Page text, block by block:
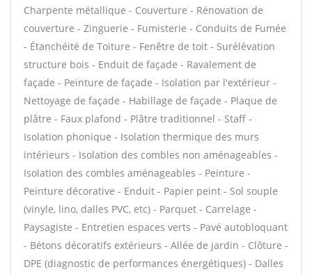
Charpente métallique - Couverture - Rénovation de
couverture - Zinguerie - Fumisterie - Conduits de Fumée
- Étanchéité de Toiture - Fenêtre de toit - Surélévation
structure bois - Enduit de façade - Ravalement de
façade - Peinture de façade - Isolation par l'extérieur -
Nettoyage de façade - Habillage de façade - Plaque de
plâtre - Faux plafond - Plâtre traditionnel - Staff -
Isolation phonique - Isolation thermique des murs
intérieurs - Isolation des combles non aménageables -
Isolation des combles aménageables - Peinture -
Peinture décorative - Enduit - Papier peint - Sol souple
(vinyle, lino, dalles PVC, etc) - Parquet - Carrelage -
Paysagiste - Entretien espaces verts - Pavé autobloquant
- Bétons décoratifs extérieurs - Allée de jardin - Clôture -
DPE (diagnostic de performances énergétiques) - Dalles